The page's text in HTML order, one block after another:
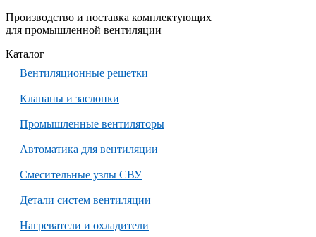
Производство и поставка комплектующих
для промышленной вентиляции
Каталог
Вентиляционные решетки
Клапаны и заслонки
Промышленные вентиляторы
Автоматика для вентиляции
Смесительные узлы СВУ
Детали систем вентиляции
Нагреватели и охладители